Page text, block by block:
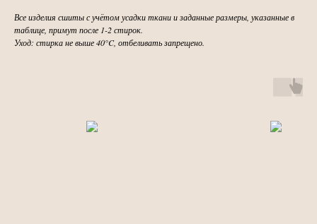
Все изделия сшиты с учётом усадки ткани и заданные размеры, указанные в
таблице, примут после 1-2 стирок.
Уход: стирка не выше 40°C, отбеливать запрещено.